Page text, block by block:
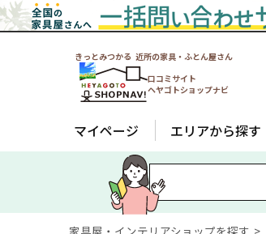
きっとみつかる 近所の家具・ふとん屋さん
口コミサイト
ヘヤゴトショップナビ
マイページ エリアから探す